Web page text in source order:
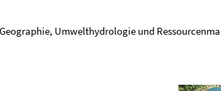
Umwelthydrologie und